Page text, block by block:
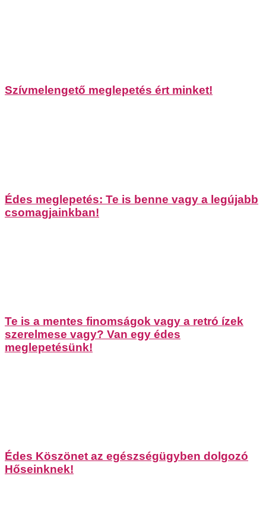
Szívmelengető meglepetés ért minket!
Édes meglepetés: Te is benne vagy a legújabb
csomagjainkban!
Te is a mentes finomságok vagy a retró ízek
szerelmese vagy? Van egy édes
meglepetésünk!
Édes Köszönet az egészségügyben dolgozó
Hőseinknek!